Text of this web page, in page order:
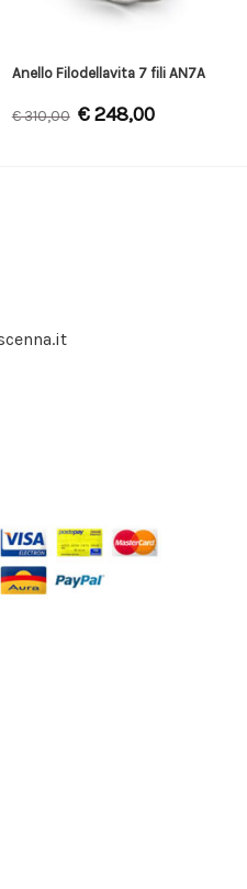
Anello Filodellavita 7 fili AN7A
€310,00 €248,00